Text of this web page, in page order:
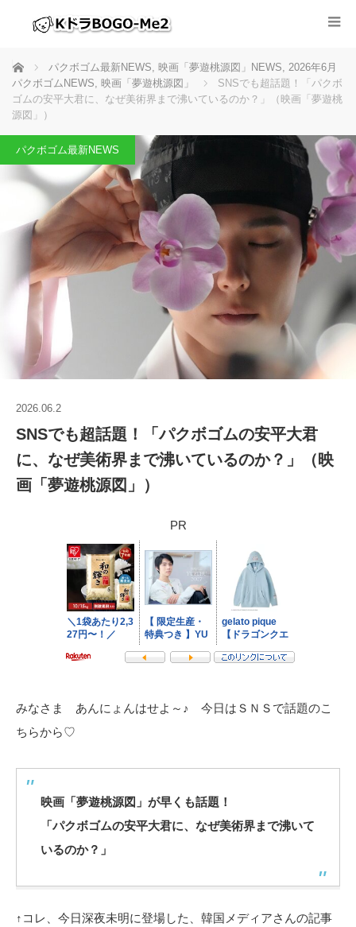
ホーム パクボゴム最新NEWS, 映画「夢遊桃源図」NEWS, 2026年6月
パクボゴムNEWS, 映画「夢遊桃源図」
SNSでも超話題！「パクボ
ゴムの安平大君に、なぜ美術界まで沸いているのか？」（映画「夢遊桃
源図」）
パクボゴム最新NEWS
2026.06.2
SNSでも超話題！「パクボゴムの安平大君
に、なぜ美術界まで沸いているのか？」（映
画「夢遊桃源図」）
PR
みなさま あんにょんはせよ～♪ 今日はＳＮＳで話題のこ
ちらから♡
映画「夢遊桃源図」が早くも話題！
「パクボゴムの安平大君に、なぜ美術界まで沸いて
いるのか？」
↑コレ、今日深夜未明に登場した、韓国メディアさんの記事